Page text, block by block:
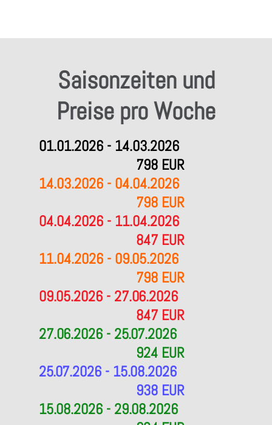
Saisonzeiten und
Preise pro Woche
01.01.2026 - 14.03.2026
798 EUR
14.03.2026 - 04.04.2026
798 EUR
04.04.2026 - 11.04.2026
847 EUR
11.04.2026 - 09.05.2026
798 EUR
09.05.2026 - 27.06.2026
847 EUR
27.06.2026 - 25.07.2026
924 EUR
25.07.2026 - 15.08.2026
938 EUR
15.08.2026 - 29.08.2026